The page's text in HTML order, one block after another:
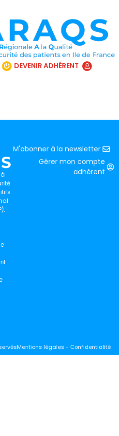
DEVENIR ADHÉRENT
M'abonner à la newsletter
Gérer mon compte
adhérent
Mentions légales - Confidentialité